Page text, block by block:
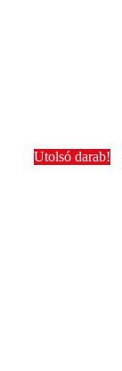
Utolsó darab!